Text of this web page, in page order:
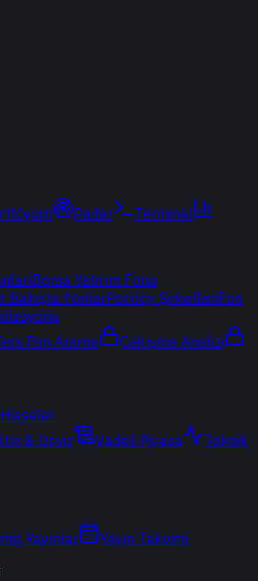
Radar
Terminal
Borsa Yatırım Fonu
Bakışta FonlarPortföy ŞirketleriFon
Fon Arama
Çakışma Analizi
& Döviz Vadeli Piyasa
Teknik
Yayınlar
Yayın Takvimi